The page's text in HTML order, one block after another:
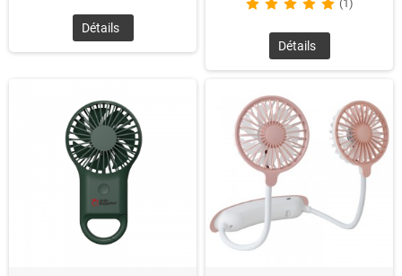
Détails
(1)
Détails